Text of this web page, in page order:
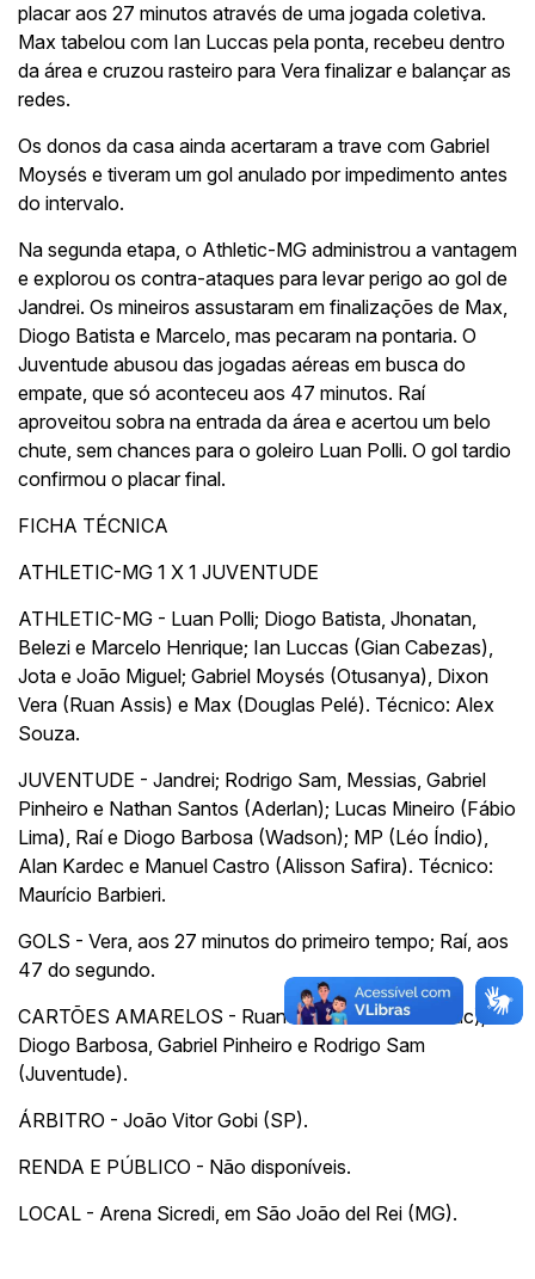
placar aos 27 minutos através de uma jogada coletiva.
Max tabelou com Ian Luccas pela ponta, recebeu dentro
da área e cruzou rasteiro para Vera finalizar e balançar as
redes.
Os donos da casa ainda acertaram a trave com Gabriel
Moysés e tiveram um gol anulado por impedimento antes
do intervalo.
Na segunda etapa, o Athletic-MG administrou a vantagem
e explorou os contra-ataques para levar perigo ao gol de
Jandrei. Os mineiros assustaram em finalizações de Max,
Diogo Batista e Marcelo, mas pecaram na pontaria. O
Juventude abusou das jogadas aéreas em busca do
empate, que só aconteceu aos 47 minutos. Raí
aproveitou sobra na entrada da área e acertou um belo
chute, sem chances para o goleiro Luan Polli. O gol tardio
confirmou o placar final.
FICHA TÉCNICA
ATHLETIC-MG 1 X 1 JUVENTUDE
ATHLETIC-MG - Luan Polli; Diogo Batista, Jhonatan,
Belezi e Marcelo Henrique; Ian Luccas (Gian Cabezas),
Jota e João Miguel; Gabriel Moysés (Otusanya), Dixon
Vera (Ruan Assis) e Max (Douglas Pelé). Técnico: Alex
Souza.
JUVENTUDE - Jandrei; Rodrigo Sam, Messias, Gabriel
Pinheiro e Nathan Santos (Aderlan); Lucas Mineiro (Fábio
Lima), Raí e Diogo Barbosa (Wadson); MP (Léo Índio),
Alan Kardec e Manuel Castro (Alisson Safira). Técnico:
Maurício Barbieri.
GOLS - Vera, aos 27 minutos do primeiro tempo; Raí, aos
47 do segundo.
CARTÕES AMARELOS - Ruan Assis e Max (Athletic);
Diogo Barbosa, Gabriel Pinheiro e Rodrigo Sam
(Juventude).
ÁRBITRO - João Vitor Gobi (SP).
RENDA E PÚBLICO - Não disponíveis.
LOCAL - Arena Sicredi, em São João del Rei (MG).